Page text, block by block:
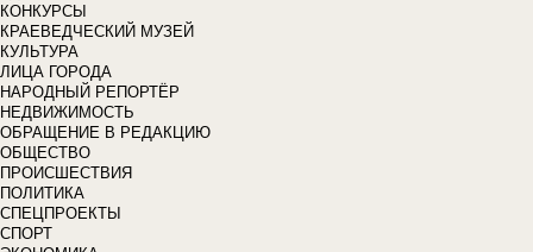
КОНКУРСЫ
КРАЕВЕДЧЕСКИЙ МУЗЕЙ
КУЛЬТУРА
ЛИЦА ГОРОДА
НАРОДНЫЙ РЕПОРТЁР
НЕДВИЖИМОСТЬ
ОБРАЩЕНИЕ В РЕДАКЦИЮ
ОБЩЕСТВО
ПРОИСШЕСТВИЯ
ПОЛИТИКА
СПЕЦПРОЕКТЫ
СПОРТ